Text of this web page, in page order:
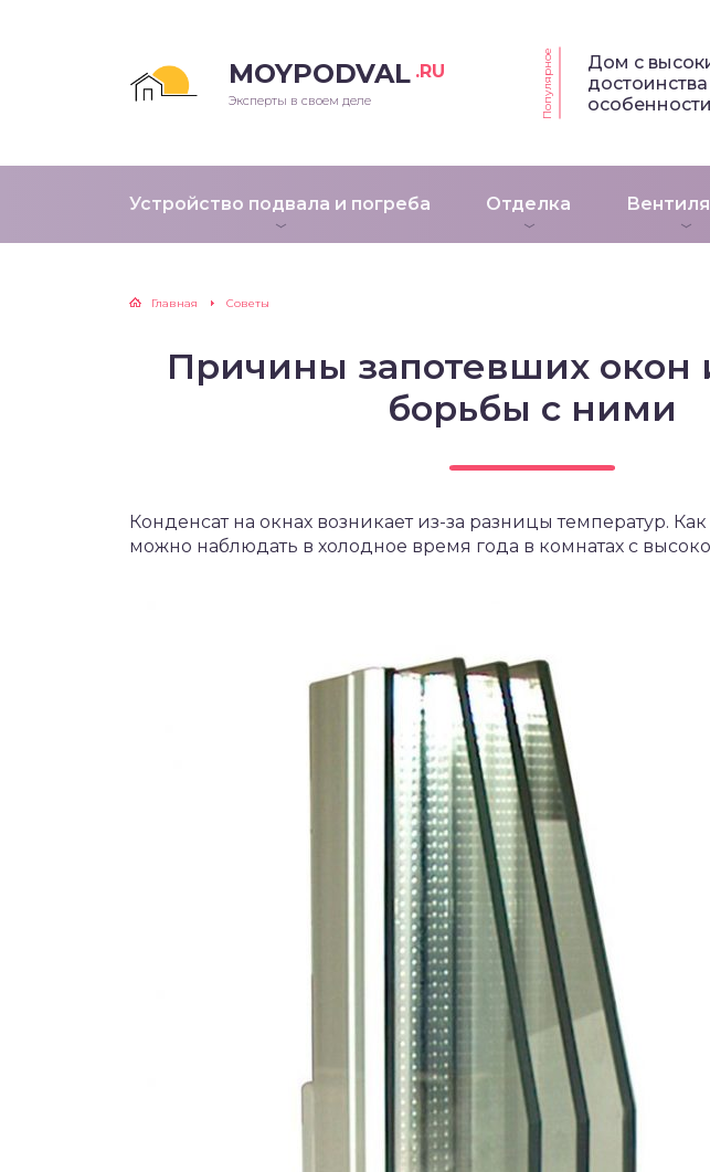
MOYPODVAL .RU
Эксперты в своем деле Популярное
Дом с
Устройство подвала и погреба Отделка
Главная Советы
Причины запотевших окон
борьбы с ними
Конденсат на окнах возникает из-за разницы температур.
можно наблюдать в холодное время года в комнатах с